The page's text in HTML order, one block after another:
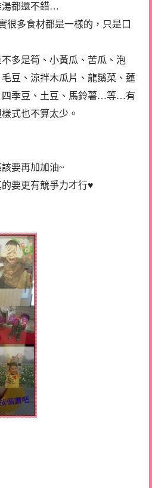
湯都還不錯…
很多食材都是一樣的，只是口
多是筍、小黃瓜、苦瓜、泡
豆、涼拌木瓜片、龍鬚菜、蓮
四季豆、土豆、馬鈴薯…等…有
式也不算太少。
要再加加油~
要更有競爭力才行♥